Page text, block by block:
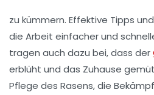
zu kümmern. Effektive Tipps
die Arbeit einfacher und
tragen auch dazu bei, dass der
erblüht und das Zuhause
Pflege des Rasens, die